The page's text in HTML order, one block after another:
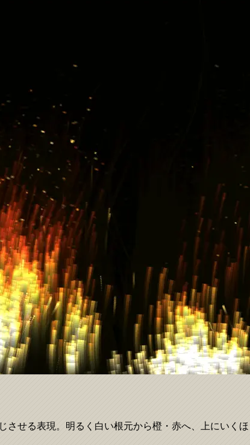
させる表現。明るく白い根元から橙・赤へ、上にい